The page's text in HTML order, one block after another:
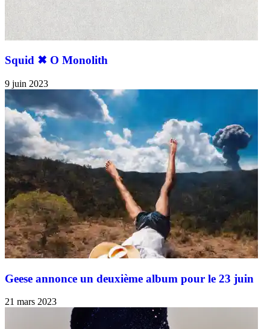
Squid ✖︎ O Monolith
9 juin 2023
Geese annonce un deuxième album pour le 23 juin
21 mars 2023